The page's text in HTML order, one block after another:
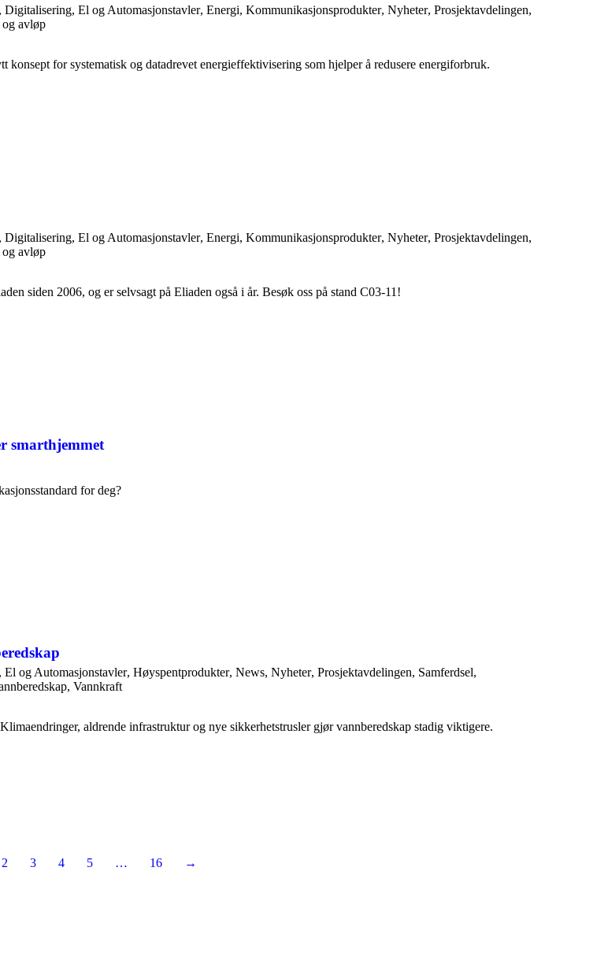
,Digitalisering,El og Automasjonstavler,Energi,Kommunikasjonsprodukter,Nyheter,Prosjektavdelingen,
og avløp
konsept for systematisk og datadrevet energieffektivisering som hjelper å redusere energiforbruk.
,Digitalisering,El og Automasjonstavler,Energi,Kommunikasjonsprodukter,Nyheter,Prosjektavdelingen,
og avløp
siden 2006, og er selvsagt på Eliaden også i år. Besøk oss på stand C03-11!
smarthjemmet
for deg?
,El og Automasjonstavler,Høyspentprodukter,News,Nyheter,Prosjektavdelingen, Samferdsel,
,Vannkraft
aldrende infrastruktur og nye sikkerhetstrusler gjør vannberedskap stadig viktigere.
2 3 4 5 … 16 →